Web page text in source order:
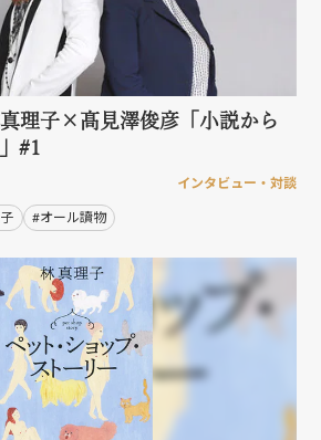
真理子×髙見澤俊彦「小説から
#1
インタビュー・対談
#オール讀物